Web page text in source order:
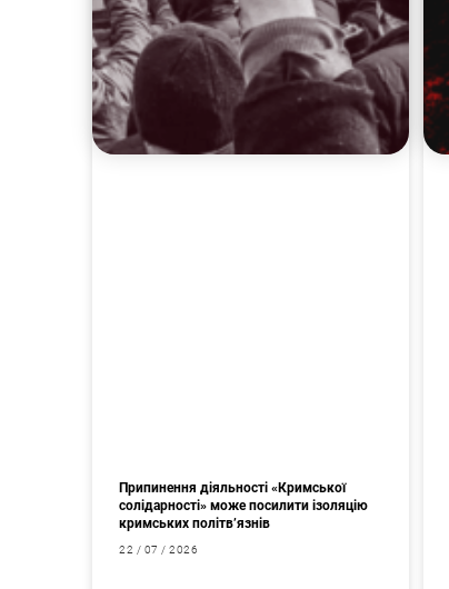
Припинення діяльності «Кримської
солідарності» може посилити ізоляцію
кримських політв’язнів
22 / 07 / 2026